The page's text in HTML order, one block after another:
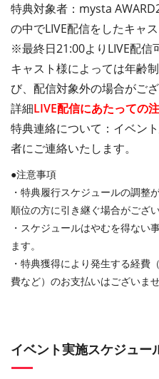
特典対象者：mysta
の中でLIVE配信をしたキャス
※最終日21:00よりLIVE配信
キャスト様によっては年齢
び、配信対象外の場合がご
詳細LIVE配信にあたっての
特典連絡について：イベン
者にご連絡いたします。
●注意事項
・特典履行スケジュールの調整
順位の方に引き継ぐ場合がござい
・スケジュールはやむを得ない
ます。
・特典獲得により発生する経費
費など）のお支払いはございませ
イベント実施スケジュー